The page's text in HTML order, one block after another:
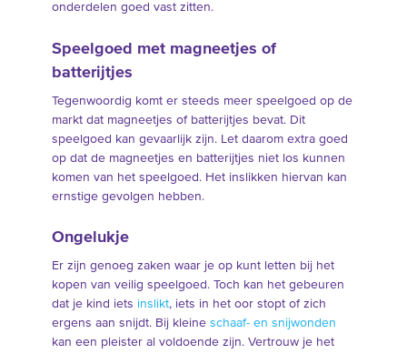
onderdelen goed vast zitten.
Speelgoed met magneetjes of
batterijtjes
Tegenwoordig komt er steeds meer speelgoed op de
markt dat magneetjes of batterijtjes bevat. Dit
speelgoed kan gevaarlijk zijn. Let daarom extra goed
op dat de magneetjes en batterijtjes niet los kunnen
komen van het speelgoed. Het inslikken hiervan kan
ernstige gevolgen hebben.
Ongelukje
Er zijn genoeg zaken waar je op kunt letten bij het
kopen van veilig speelgoed. Toch kan het gebeuren
dat je kind iets inslikt, iets in het oor stopt of zich
ergens aan snijdt. Bij kleine schaaf- en snijwonden
kan een pleister al voldoende zijn. Vertrouw je het